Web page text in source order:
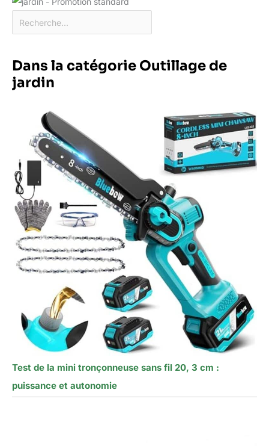
Dans la catégorie Outillage de
jardin
Test de la mini tronçonneuse sans fil 20, 3 cm :
puissance et autonomie